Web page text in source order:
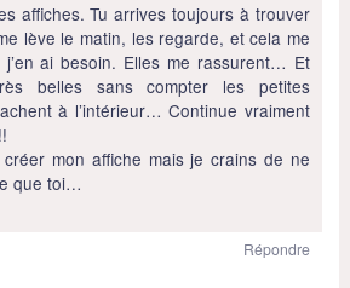
affiches. Tu arrives toujours à trouver
lève le matin, les regarde, et cela me
ai besoin. Elles me rassurent… Et
belles sans compter les petites
à l’intérieur… Continue vraiment
mon affiche mais je crains de ne
que toi…
Répondre